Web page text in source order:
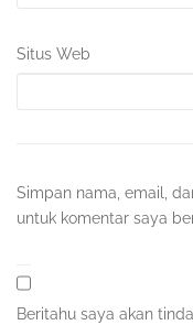
Situs Web
Simpan nama, email,
untuk komentar saya
Beritahu saya akan